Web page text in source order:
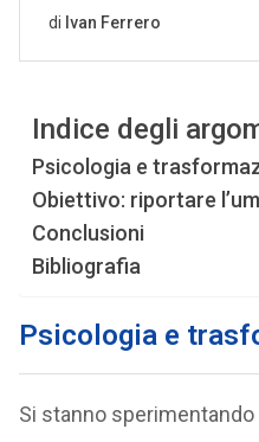
Indice degli
Psicologia e
Obiettivo: riportare
Conclusioni
Bibliografia
Psicologia e
Si stanno